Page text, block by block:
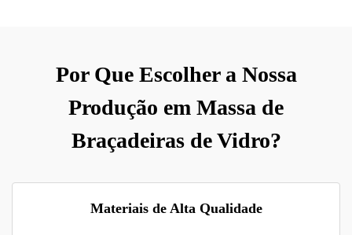
Por Que Escolher a Nossa
Produção em Massa de
Braçadeiras de Vidro?
Materiais de Alta Qualidade